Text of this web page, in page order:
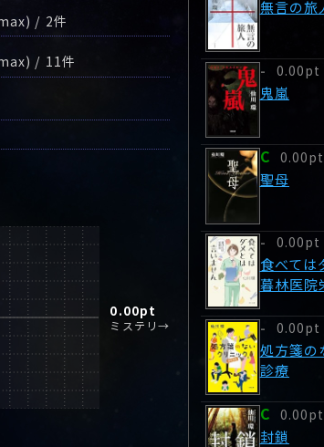
/ 2件
/ 11件
0.00pt
ミステリ→
無言の旅
- 0.00pt
鬼嵐
C 0.00pt
聖母
- 0.00pt
食べては
暮林医院
- 0.00pt
処方箋の
診療
C 0.00pt
封鎖